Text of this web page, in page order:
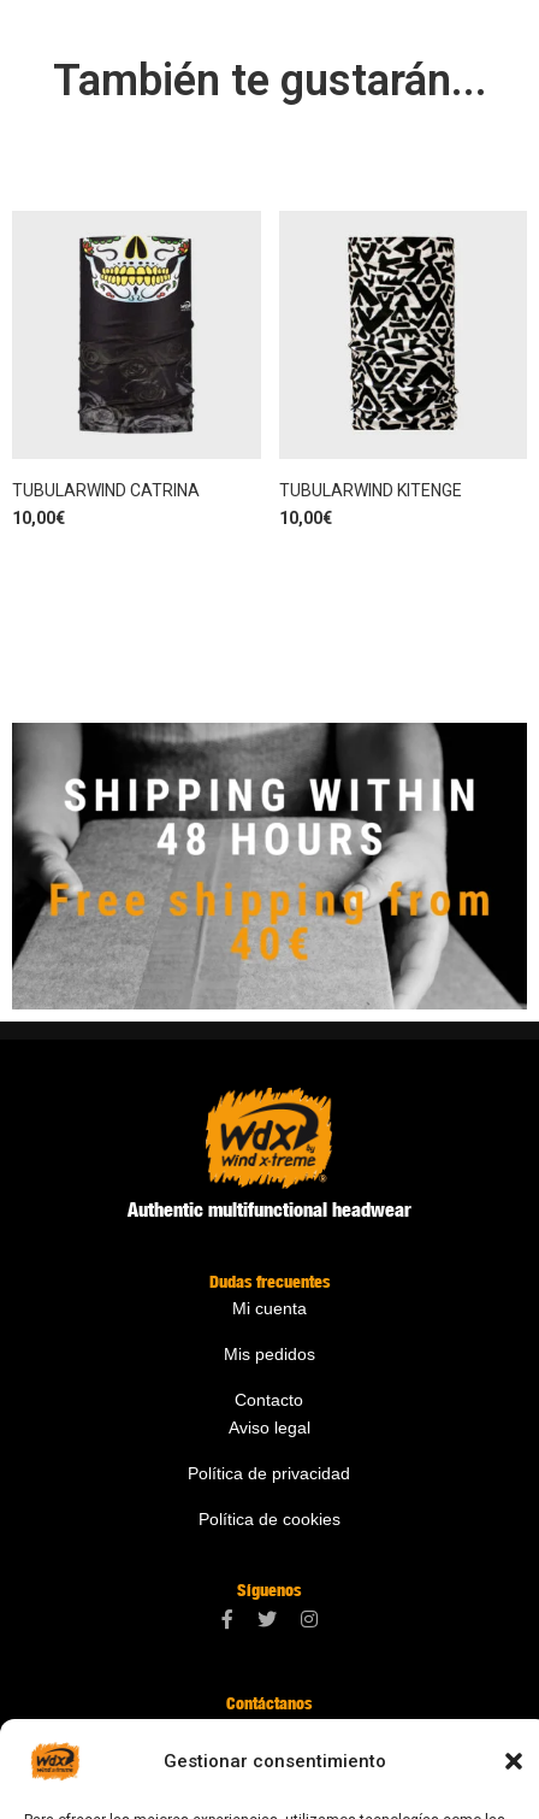
Gestionar consentimiento
También te gustarán...
TUBULARWIND CATRINA
10,00€
TUBULARWIND KITENGE
10,00€
Authentic multifunctional headwear
Dudas frecuentes
Mi cuenta
Mis pedidos
Contacto
Aviso legal
Política de privacidad
Política de cookies
Síguenos
Contáctanos